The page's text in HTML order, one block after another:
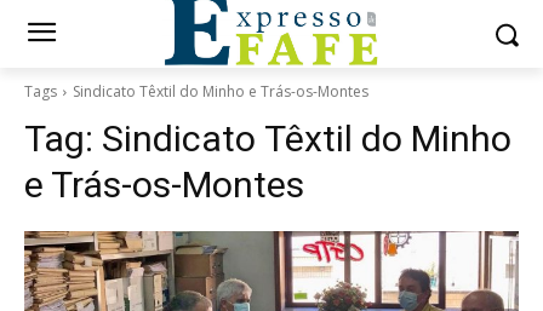
Tags Sindicato Têxtil do Minho e Trás-os-Montes
Tag: Sindicato Têxtil do Minho
e Trás-os-Montes